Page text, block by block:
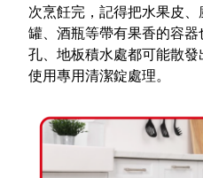
次烹飪完，記得把水果皮
罐、酒瓶等帶有果香的容
孔、地板積水處都可能散
使用專用清潔錠處理。